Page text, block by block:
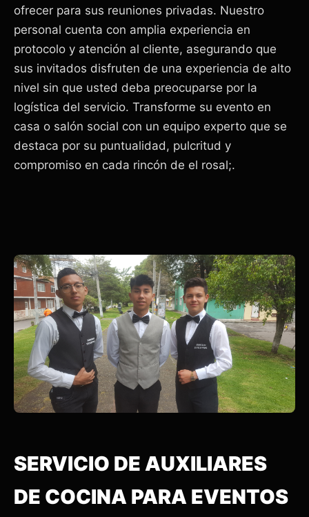
ofrecer para sus reuniones privadas. Nuestro
personal cuenta con amplia experiencia en
protocolo y atención al cliente, asegurando que
sus invitados disfruten de una experiencia de alto
nivel sin que usted deba preocuparse por la
logística del servicio. Transforme su evento en
casa o salón social con un equipo experto que se
destaca por su puntualidad, pulcritud y
compromiso en cada rincón de el rosal;.
SERVICIO DE AUXILIARES
DE COCINA PARA EVENTOS